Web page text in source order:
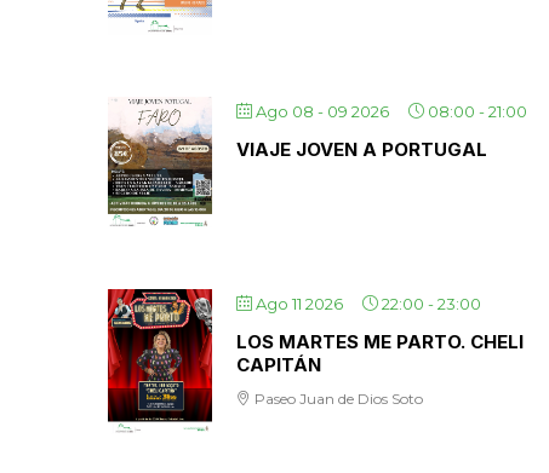
Ago 08 - 09 2026 08:00 -21:00
VIAJE JOVEN A PORTUGAL
Ago 11 2026 22:00 -23:00
LOS MARTES ME PARTO. CHELI
CAPITÁN
Paseo Juan de Dios Soto